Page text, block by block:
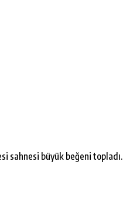
sahnesi büyük beğeni topladı.